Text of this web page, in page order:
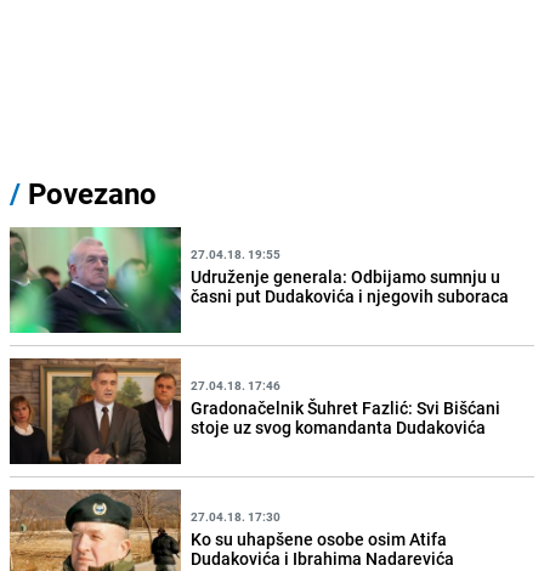
/ Povezano
27.04.18. 19:55
Udruženje generala: Odbijamo sumnju u
časni put Dudakovića i njegovih suboraca
27.04.18. 17:46
Gradonačelnik Šuhret Fazlić: Svi Bišćani
stoje uz svog komandanta Dudakovića
27.04.18. 17:30
Ko su uhapšene osobe osim Atifa
Dudakovića i Ibrahima Nadarevića